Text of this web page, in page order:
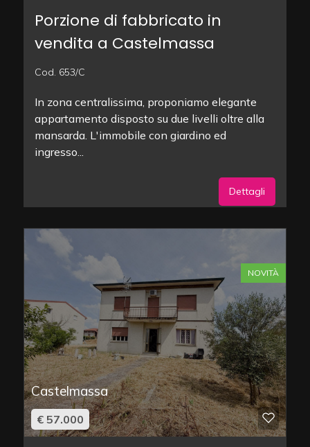
Porzione di fabbricato in
vendita a Castelmassa
Cod. 653/C
In zona centralissima, proponiamo elegante
appartamento disposto su due livelli oltre alla
mansarda. L'immobile con giardino ed
ingresso...
Dettagli
NOVITÀ
Castelmassa
€ 57.000